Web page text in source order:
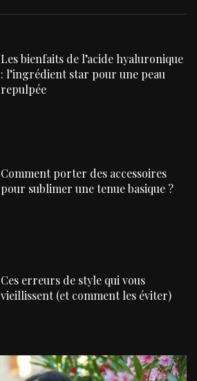
Les bienfaits de l’acide hyaluronique
: l’ingrédient star pour une peau
repulpée
Comment porter des accessoires
pour sublimer une tenue basique ?
Ces erreurs de style qui vous
vieillissent (et comment les éviter)